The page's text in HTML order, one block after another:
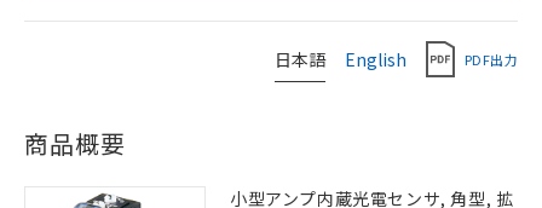
日本語 English PDF出力
商品概要
小型アンプ内蔵光電センサ, 角型, 拡